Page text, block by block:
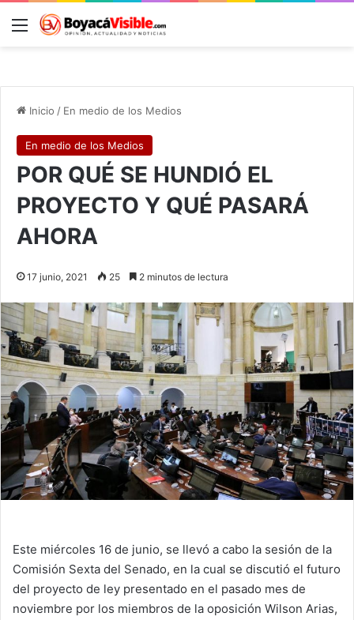
Menú
Inicio / En medio de los Medios
En medio de los Medios
POR QUÉ SE HUNDIÓ EL
PROYECTO Y QUÉ PASARÁ
AHORA
17 junio, 2021 25 2 minutos de lectura
Este miércoles 16 de junio, se llevó a cabo la sesión de la
Comisión Sexta del Senado, en la cual se discutió el futuro
del proyecto de ley presentado en el pasado mes de
noviembre por los miembros de la oposición Wilson Arias,